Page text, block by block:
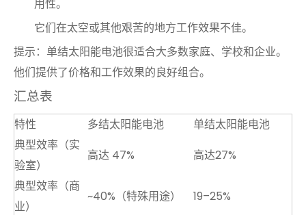
用性。
它们在太空或其他艰苦的地方工作效果不佳。
提示：单结太阳能电池很适合大多数家庭、学校和企业。
他们提供了价格和工作效果的良好组合。
汇总表
特性 多结太阳能电池
单结太阳能电池
典型效率（实
验室）
高达 47%
高达27%
典型效率（商
业）
~40%（特殊用途）
19–25%